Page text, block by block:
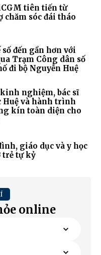
tiên tiến từ
chăm sóc đái tháo
đến gần hơn với
Trạm Công dân số
đi bộ Nguyễn Huệ
kinh nghiệm, bác sĩ
Huệ và hành trình
kín toàn diện cho
giáo dục và y học
tự kỷ
online